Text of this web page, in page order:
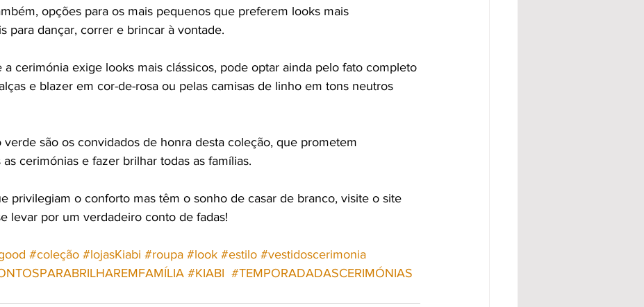
opções para os mais pequenos que preferem looks mais
para dançar, correr e brincar à vontade.
a cerimónia exige looks mais clássicos, pode optar ainda pelo fato completo
e blazer em cor-de-rosa ou pelas camisas de linho em tons neutros
verde são os convidados de honra desta coleção, que prometem
cerimónias e fazer brilhar todas as famílias.
privilegiam o conforto mas têm o sonho de casar de branco, visite o site
levar por um verdadeiro conto de fadas!
#coleção #lojasKiabi #roupa #look #estilo #vestidoscerimonia
#KIABI #TEMPORADADASCERIMÓNIAS